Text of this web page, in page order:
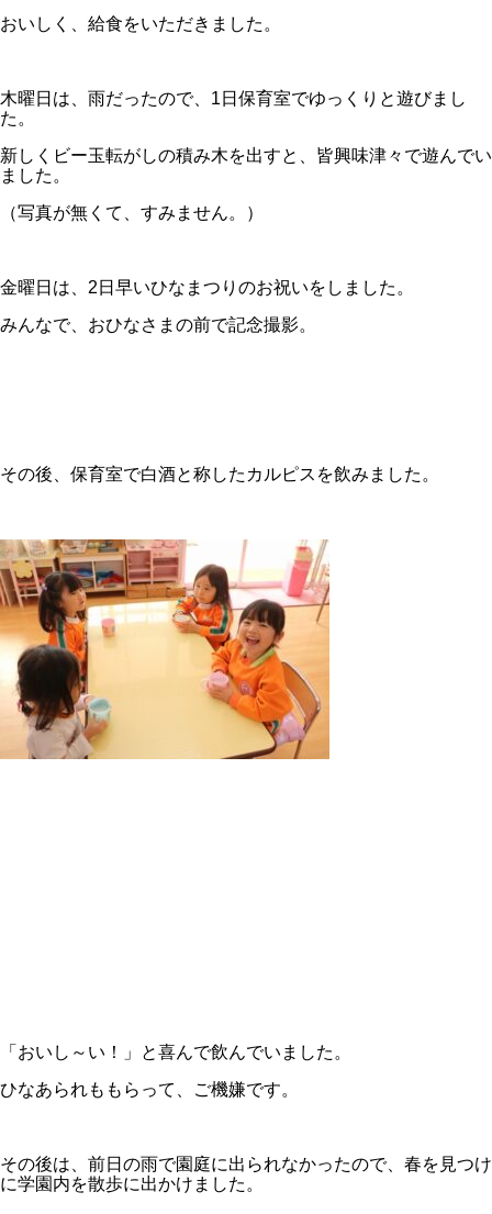
おいしく、給食をいただきました。
木曜日は、雨だったので、1日保育室でゆっくりと遊びまし
た。
新しくビー玉転がしの積み木を出すと、皆興味津々で遊んでい
ました。
（写真が無くて、すみません。）
金曜日は、2日早いひなまつりのお祝いをしました。
みんなで、おひなさまの前で記念撮影。
その後、保育室で白酒と称したカルピスを飲みました。
「おいし～い！」と喜んで飲んでいました。
ひなあられももらって、ご機嫌です。
その後は、前日の雨で園庭に出られなかったので、春を見つけ
に学園内を散歩に出かけました。